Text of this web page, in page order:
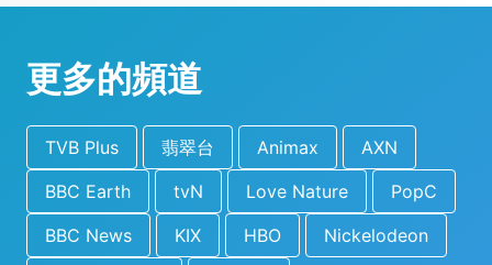
更多的頻道
TVB Plus 翡翠台 Animax
AXN
BBC Earth
tvN Love Nature
PopC
BBC News
KIX HBO
Nickelodeon